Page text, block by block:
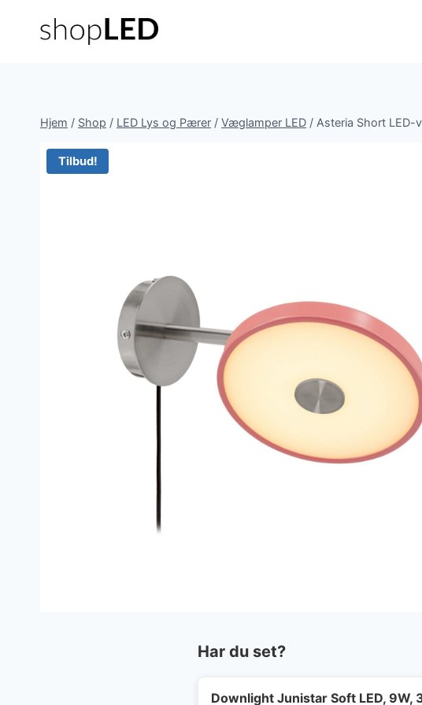
Hjem / Shop / LED Lys og Pærer / Væglamper LED / Asteria Short LED-
Tilbud!
Har du set?
Downlight Junistar Soft LED, 9W,